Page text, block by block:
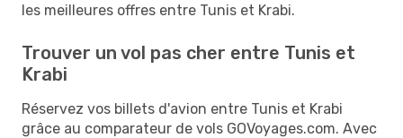
les meilleures offres entre Tunis et Krabi.
Trouver un vol pas cher entre Tunis et
Krabi
Réservez vos billets d'avion entre Tunis et Krabi
grâce au comparateur de vols GOVoyages.com. Avec